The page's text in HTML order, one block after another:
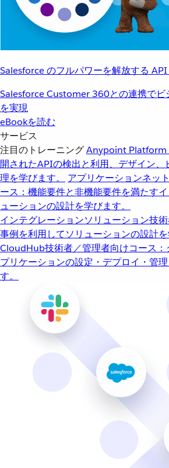
Salesforce のフルパワーを解放する
Salesforce Customer 360との連携でビ
を実現
eBookを読む
サービス
注目のトレーニングAnypoint Platform
開されたAPIの検出と利用、デザイン、
理を学びます。
アプリケーションネッ
ース：機能要件と非機能要件を満たす
ューションの設計を学びます。
インテグレーションソリューション技
事例を利用してソリューションの設計を
CloudHub技術者／管理者向けコース
プリケーションの設定・デプロイ・管
す。